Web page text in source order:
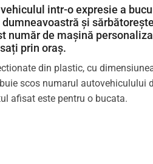
intr-o expresie a
și
număr de mașină
prin oraș.
din plastic, cu
scos numarul
afisat este pentru o bucata.